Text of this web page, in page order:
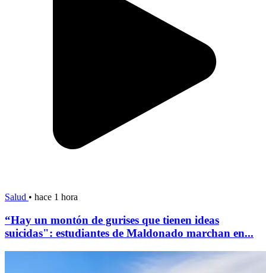
Salud • hace 1 hora
“Hay un montón de gurises que tienen ideas
suicidas": estudiantes de Maldonado marchan en...